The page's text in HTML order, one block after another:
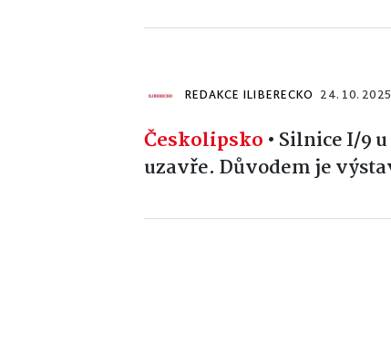
REDAKCE ILIBERECKO 24. 10. 2025
Českolipsko • Silnice I/9
uzavře. Důvodem je